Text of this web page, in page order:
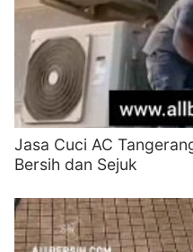
Jasa Cuci AC
Bersih dan Sejuk